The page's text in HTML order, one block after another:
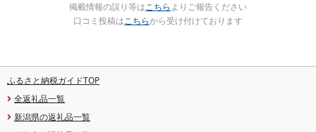
掲載情報の誤り等はこちらよりご報告ください
口コミ投稿はこちらから受け付けております
ふるさと納税ガイドTOP
全返礼品一覧
新潟県の返礼品一覧